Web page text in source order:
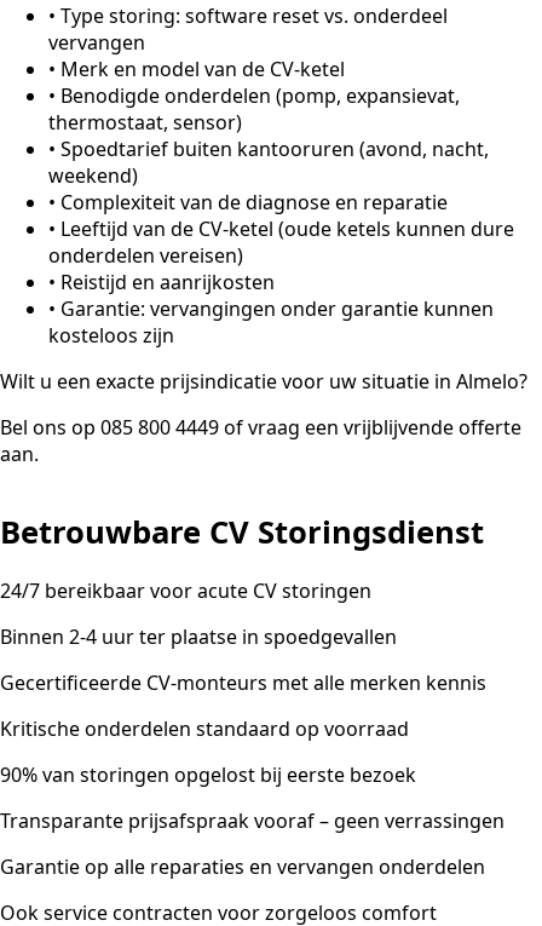
• Type storing: software reset vs. onderdeel
vervangen
• Merk en model van de CV-ketel
• Benodigde onderdelen (pomp, expansievat,
thermostaat, sensor)
• Spoedtarief buiten kantooruren (avond, nacht,
weekend)
• Complexiteit van de diagnose en reparatie
• Leeftijd van de CV-ketel (oude ketels kunnen dure
onderdelen vereisen)
• Reistijd en aanrijkosten
• Garantie: vervangingen onder garantie kunnen
kosteloos zijn
Wilt u een exacte prijsindicatie voor uw situatie in Almelo?
Bel ons op 085 800 4449 of vraag een vrijblijvende offerte
aan.
Betrouwbare CV Storingsdienst
24/7 bereikbaar voor acute CV storingen
Binnen 2-4 uur ter plaatse in spoedgevallen
Gecertificeerde CV-monteurs met alle merken kennis
Kritische onderdelen standaard op voorraad
90% van storingen opgelost bij eerste bezoek
Transparante prijsafspraak vooraf – geen verrassingen
Garantie op alle reparaties en vervangen onderdelen
Ook service contracten voor zorgeloos comfort